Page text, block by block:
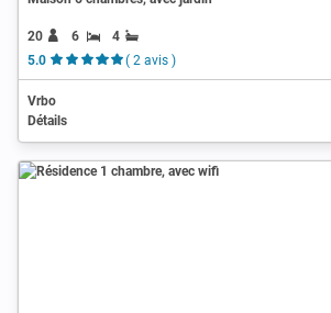
20 6
4
5.0
( 2 avis )
Vrbo
Détails